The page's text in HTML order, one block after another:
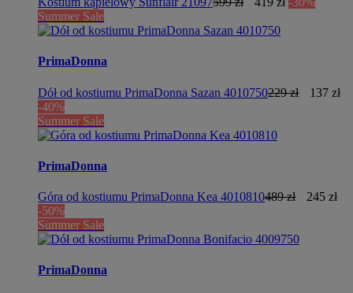
Summer Sale
PrimaDonna
Dół od kostiumu PrimaDonna Sazan 4010750229 zł
137 zł
-40%
Summer Sale
PrimaDonna
Góra od kostiumu PrimaDonna Kea 4010810489 zł
245 zł
-50%
Summer Sale
PrimaDonna